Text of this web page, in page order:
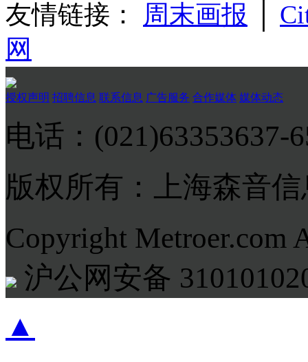
友情链接： 周末画报
网
授权声明 招聘信息 联系信息 广告服务 合作媒体 媒体动态
电话：(021)63353637-
版权所有：上海森音
Copyright Metroer.com
沪公网安备
▲